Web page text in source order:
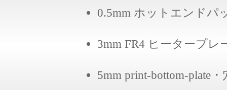
0.5mm ホットエンドパ
3mm FR4 ヒータープレ
5mm print-bottom-plate